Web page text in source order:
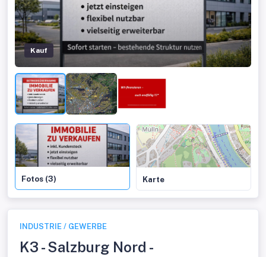
Kauf
Fotos (3) Karte
INDUSTRIE / GEWERBE
K3 - Salzburg Nord -